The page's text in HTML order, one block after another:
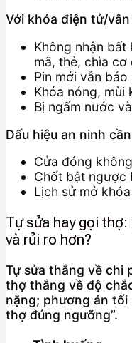
Với khóa điện tử/
Không nhận
mã, thẻ, chìa cơ
Pin mới vẫn báo
Khóa nóng, mùi
Bị ngấm nước
Dấu hiệu an ninh
Cửa đóng
Chốt bật ngược
Lịch sử mở
Tự sửa hay gọi
và rủi ro hơn?
Tự sửa thắng về chi
thợ thắng về độ
nặng; phương án tối
thợ đúng ngưỡng”.